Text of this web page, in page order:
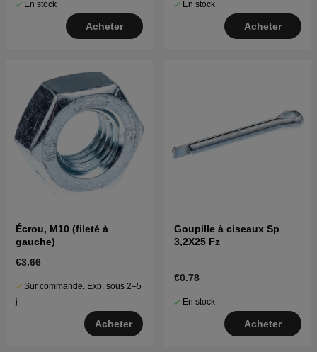
En stock
Acheter
En stock
Acheter
Écrou, M10 (fileté à
gauche)
€3.66
Sur commande. Exp. sous 2–5
j
Acheter
Goupille à ciseaux Sp
3,2X25 Fz
€0.78
En stock
Acheter